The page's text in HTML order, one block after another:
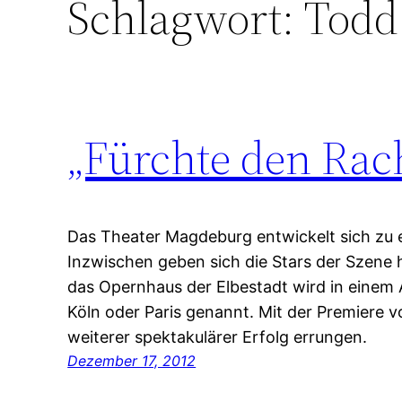
Schlagwort: Todd
„Fürchte den
Das Theater Magdeburg entwickelt sich zu
Inzwischen geben sich die Stars der Szene
das Opernhaus der Elbestadt wird in einem
Köln oder Paris genannt. Mit der Premiere
weiterer spektakulärer Erfolg errungen.
Dezember 17, 2012